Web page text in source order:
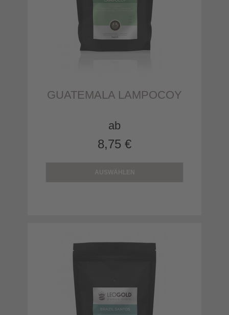
GUATEMALA LAMPOCOY
ab
8,75 €